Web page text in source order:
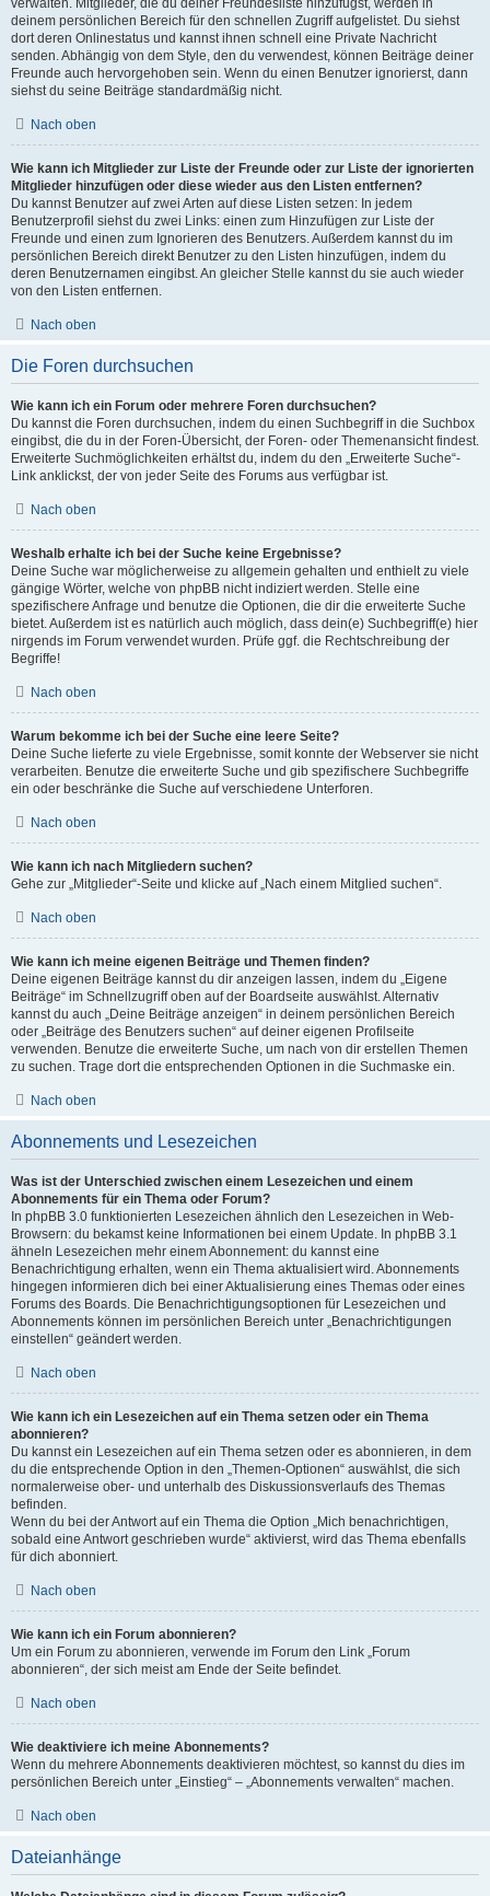
verwalten. Mitglieder, die du deiner Freundesliste hinzufügst, werden in
deinem persönlichen Bereich für den schnellen Zugriff aufgelistet. Du siehst
dort deren Onlinestatus und kannst ihnen schnell eine Private Nachricht
senden. Abhängig von dem Style, den du verwendest, können Beiträge deiner
Freunde auch hervorgehoben sein. Wenn du einen Benutzer ignorierst, dann
siehst du seine Beiträge standardmäßig nicht.
Nach oben
Wie kann ich Mitglieder zur Liste der Freunde oder zur Liste der ignorierten
Mitglieder hinzufügen oder diese wieder aus den Listen entfernen?
Du kannst Benutzer auf zwei Arten auf diese Listen setzen: In jedem
Benutzerprofil siehst du zwei Links: einen zum Hinzufügen zur Liste der
Freunde und einen zum Ignorieren des Benutzers. Außerdem kannst du im
persönlichen Bereich direkt Benutzer zu den Listen hinzufügen, indem du
deren Benutzernamen eingibst. An gleicher Stelle kannst du sie auch wieder
von den Listen entfernen.
Nach oben
Die Foren durchsuchen
Wie kann ich ein Forum oder mehrere Foren durchsuchen?
Du kannst die Foren durchsuchen, indem du einen Suchbegriff in die Suchbox
eingibst, die du in der Foren-Übersicht, der Foren- oder Themenansicht findest.
Erweiterte Suchmöglichkeiten erhältst du, indem du den „Erweiterte Suche“-
Link anklickst, der von jeder Seite des Forums aus verfügbar ist.
Nach oben
Weshalb erhalte ich bei der Suche keine Ergebnisse?
Deine Suche war möglicherweise zu allgemein gehalten und enthielt zu viele
gängige Wörter, welche von phpBB nicht indiziert werden. Stelle eine
spezifischere Anfrage und benutze die Optionen, die dir die erweiterte Suche
bietet. Außerdem ist es natürlich auch möglich, dass dein(e) Suchbegriff(e) hier
nirgends im Forum verwendet wurden. Prüfe ggf. die Rechtschreibung der
Begriffe!
Nach oben
Warum bekomme ich bei der Suche eine leere Seite?
Deine Suche lieferte zu viele Ergebnisse, somit konnte der Webserver sie nicht
verarbeiten. Benutze die erweiterte Suche und gib spezifischere Suchbegriffe
ein oder beschränke die Suche auf verschiedene Unterforen.
Nach oben
Wie kann ich nach Mitgliedern suchen?
Gehe zur „Mitglieder“-Seite und klicke auf „Nach einem Mitglied suchen“.
Nach oben
Wie kann ich meine eigenen Beiträge und Themen finden?
Deine eigenen Beiträge kannst du dir anzeigen lassen, indem du „Eigene
Beiträge“ im Schnellzugriff oben auf der Boardseite auswählst. Alternativ
kannst du auch „Deine Beiträge anzeigen“ in deinem persönlichen Bereich
oder „Beiträge des Benutzers suchen“ auf deiner eigenen Profilseite
verwenden. Benutze die erweiterte Suche, um nach von dir erstellen Themen
zu suchen. Trage dort die entsprechenden Optionen in die Suchmaske ein.
Nach oben
Abonnements und Lesezeichen
Was ist der Unterschied zwischen einem Lesezeichen und einem
Abonnements für ein Thema oder Forum?
In phpBB 3.0 funktionierten Lesezeichen ähnlich den Lesezeichen in Web-
Browsern: du bekamst keine Informationen bei einem Update. In phpBB 3.1
ähneln Lesezeichen mehr einem Abonnement: du kannst eine
Benachrichtigung erhalten, wenn ein Thema aktualisiert wird. Abonnements
hingegen informieren dich bei einer Aktualisierung eines Themas oder eines
Forums des Boards. Die Benachrichtigungsoptionen für Lesezeichen und
Abonnements können im persönlichen Bereich unter „Benachrichtigungen
einstellen“ geändert werden.
Nach oben
Wie kann ich ein Lesezeichen auf ein Thema setzen oder ein Thema
abonnieren?
Du kannst ein Lesezeichen auf ein Thema setzen oder es abonnieren, in dem
du die entsprechende Option in den „Themen-Optionen“ auswählst, die sich
normalerweise ober- und unterhalb des Diskussionsverlaufs des Themas
befinden.
Wenn du bei der Antwort auf ein Thema die Option „Mich benachrichtigen,
sobald eine Antwort geschrieben wurde“ aktivierst, wird das Thema ebenfalls
für dich abonniert.
Nach oben
Wie kann ich ein Forum abonnieren?
Um ein Forum zu abonnieren, verwende im Forum den Link „Forum
abonnieren“, der sich meist am Ende der Seite befindet.
Nach oben
Wie deaktiviere ich meine Abonnements?
Wenn du mehrere Abonnements deaktivieren möchtest, so kannst du dies im
persönlichen Bereich unter „Einstieg“ – „Abonnements verwalten“ machen.
Nach oben
Dateianhänge